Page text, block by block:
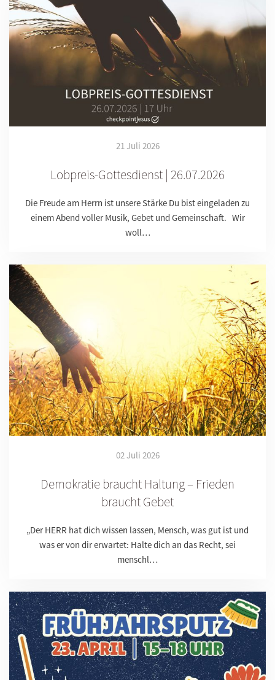
21 Juli 2026
Lobpreis-Gottesdienst | 26.07.2026
Die Freude am Herrn ist unsere Stärke Du bist eingeladen zu
einem Abend voller Musik, Gebet und Gemeinschaft. Wir
woll…
02 Juli 2026
Demokratie braucht Haltung – Frieden
braucht Gebet
„Der HERR hat dich wissen lassen, Mensch, was gut ist und
was er von dir erwartet: Halte dich an das Recht, sei
menschl…